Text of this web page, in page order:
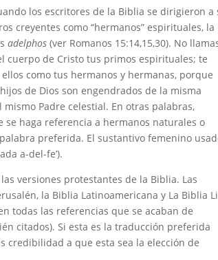
los escritores de la Biblia se dirigieron a
creyentes como “hermanos” espirituales, la
adelphos(ver Romanos 15:14,15,30). No
cuerpo de Cristo tus primos espirituales; te
como tus hermanos y hermanas, porque
de Dios son engendrados de la misma
Padre celestial. En otras palabras,
haga referencia a hermanos naturales o
preferida. El sustantivo femenino
a-del-fe’).
versiones protestantes de la Biblia. Las
la Biblia Latinoamericana y La Biblia
todas las referencias que se acaban de
citados). Si esta es la traducción preferida
credibilidad a que esta sea la elección de